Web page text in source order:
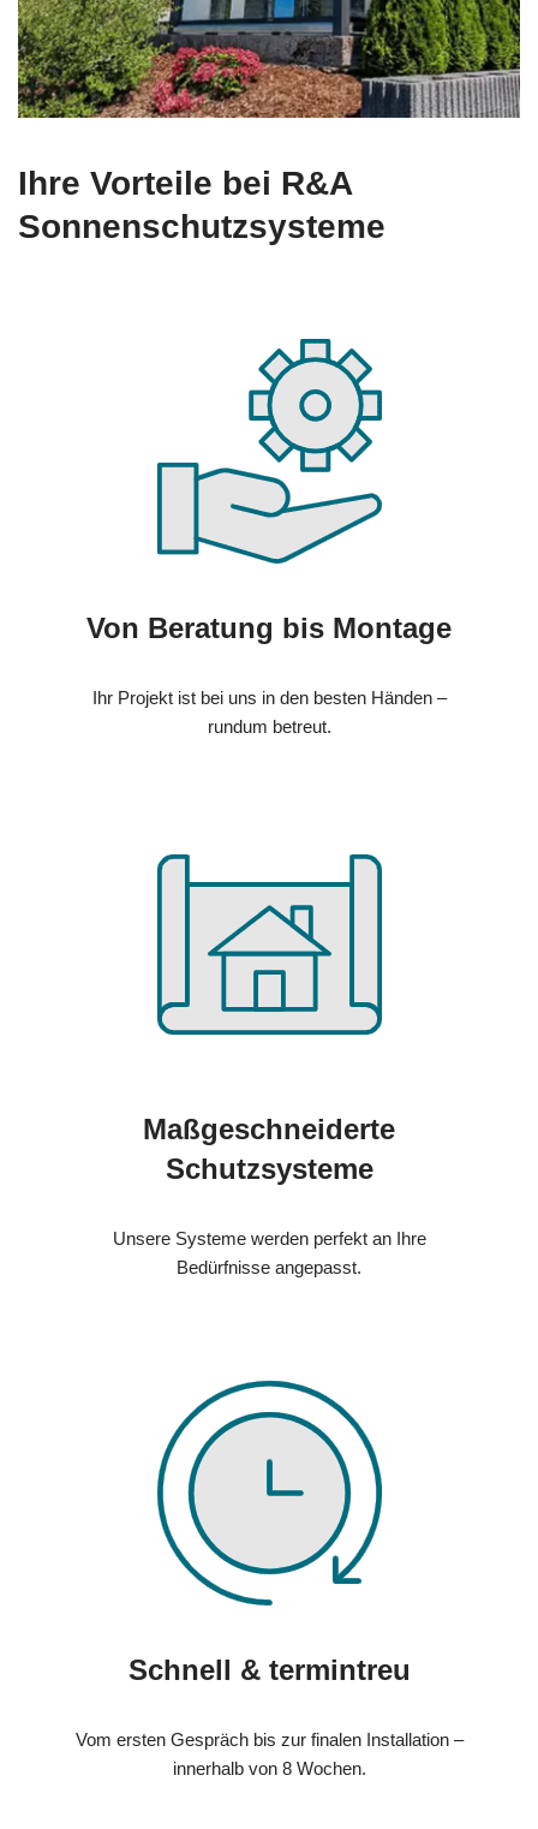
Ihre Vorteile bei R&A
Sonnenschutzsysteme
Von Beratung bis Montage
Ihr Projekt ist bei uns in den besten Händen –
rundum betreut.
Maßgeschneiderte
Schutzsysteme
Unsere Systeme werden perfekt an Ihre
Bedürfnisse angepasst.
Schnell & termintreu
Vom ersten Gespräch bis zur finalen Installation –
innerhalb von 8 Wochen.